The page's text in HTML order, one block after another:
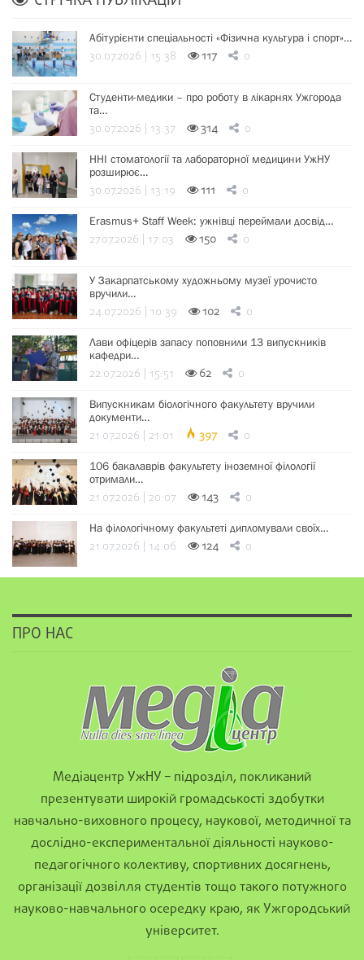
Абітурієнти спеціальності «Фізична культура і спорт»…
30.07.2026 | 15:38 117 0
Студенти-медики – про роботу в лікарнях Ужгорода
та…
30.07.2026 | 13:37 314 0
ННІ стоматології та лабораторної медицини УжНУ
розширює…
30.07.2026 | 13:19 111 0
Erasmus+ Staff Week: ужнівці переймали досвід…
27.07.2026 | 17:03 150 0
У Закарпатському художньому музеї урочисто
вручили…
24.07.2026 | 10:39 102 0
Лави офіцерів запасу поповнили 13 випускників
кафедри…
22.07.2026 | 15:51 62 0
Випускникам біологічного факультету вручили
документи…
21.07.2026 | 21:01 397 0
106 бакалаврів факультету іноземної філології
отримали…
21.07.2026 | 20:07 143 0
На філологічному факультеті дипломували своїх…
21.07.2026 | 14:06 124 0
ПРО НАС
Медіацентр УжНУ – підрозділ, покликаний
презентувати широкій громадськості здобутки
навчально-виховного процесу, наукової, методичної та
дослідно-експериментальної діяльності науково-
педагогічного колективу, спортивних досягнень,
організації дозвілля студентів тощо такого потужного
науково-навчального осередку краю, як Ужгородський
університет.